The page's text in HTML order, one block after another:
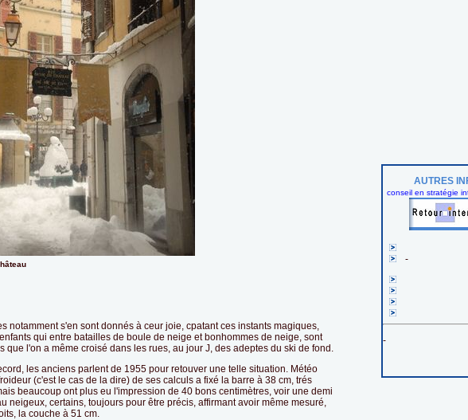
notamment s'en sont donnés à ceur joie, cpatant ces instants magiques,
qui entre batailles de boule de neige et bonhommes de neige, sont
que l'on a même croisé dans les rues, au jour J, des adeptes du ski de fond.
les anciens parlent de 1955 pour retouver une telle situation. Météo
(c'est le cas de la dire) de ses calculs a fixé la barre à 38 cm, trés
beaucoup ont plus eu l'impression de 40 bons centimètres, voir une demi
neigeux, certains, toujours pour être précis, affirmant avoir même mesuré,
la couche à 51 cm.
AUTRES
conseil en stratégie
-
-